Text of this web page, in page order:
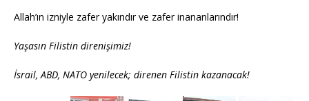
Allah’ın izniyle zafer yakındır ve zafer inananlarındır!
Yaşasın Filistin direnişimiz!
İsrail, ABD, NATO yenilecek; direnen Filistin kazanacak!